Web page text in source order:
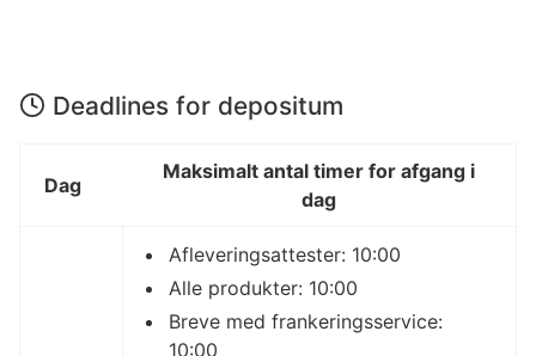
Deadlines for depositum
Dag
Maksimalt antal timer for afgang i
dag
Afleveringsattester: 10:00
Alle produkter: 10:00
Breve med frankeringsservice:
10:00